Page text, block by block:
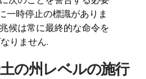
一時停止の標識がありま
候は常に最終的な命令を
りません.
の州レベルの施行